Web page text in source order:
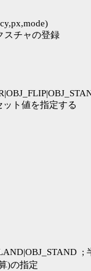
明なのでOBJ_LATEを指定する